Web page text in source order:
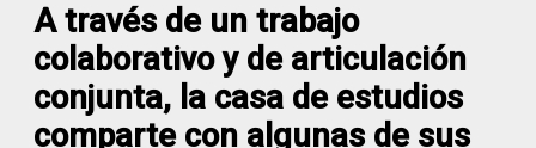
A través de un trabajo
colaborativo y de articulación
conjunta, la casa de estudios
comparte con algunas de sus